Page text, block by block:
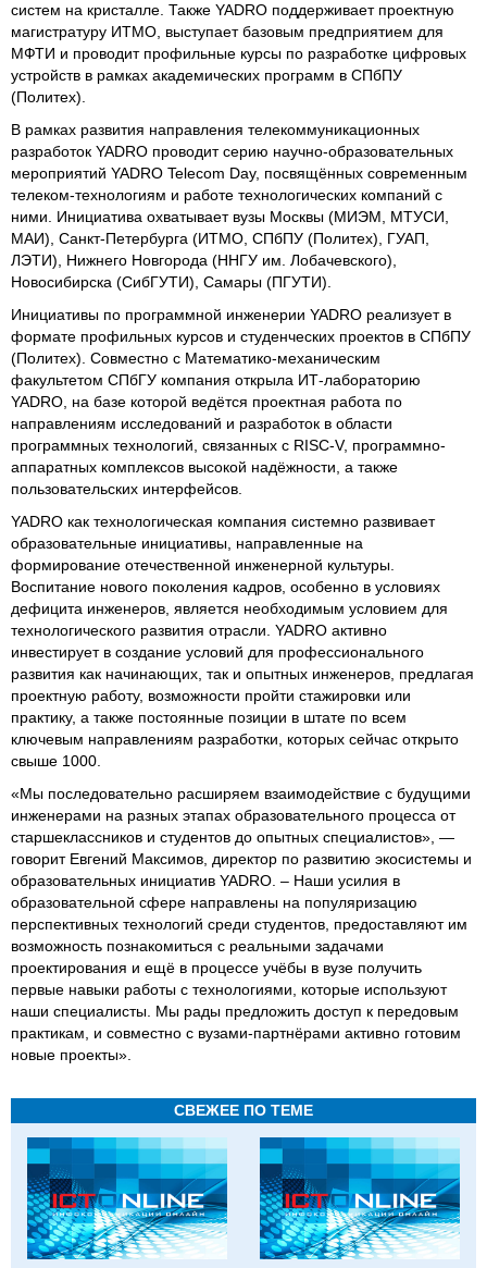
систем на кристалле. Также YADRO поддерживает проектную
магистратуру ИТМО, выступает базовым предприятием для
МФТИ и проводит профильные курсы по разработке цифровых
устройств в рамках академических программ в СПбПУ
(Политех).
В рамках развития направления телекоммуникационных
разработок YADRO проводит серию научно-образовательных
мероприятий YADRO Telecom Day, посвящённых современным
телеком-технологиям и работе технологических компаний с
ними. Инициатива охватывает вузы Москвы (МИЭМ, МТУСИ,
МАИ), Санкт-Петербурга (ИТМО, СПбПУ (Политех), ГУАП,
ЛЭТИ), Нижнего Новгорода (ННГУ им. Лобачевского),
Новосибирска (СибГУТИ), Самары (ПГУТИ).
Инициативы по программной инженерии YADRO реализует в
формате профильных курсов и студенческих проектов в СПбПУ
(Политех). Совместно с Математико-механическим
факультетом СПбГУ компания открыла ИТ-лабораторию
YADRO, на базе которой ведётся проектная работа по
направлениям исследований и разработок в области
программных технологий, связанных с RISC-V, программно-
аппаратных комплексов высокой надёжности, а также
пользовательских интерфейсов.
YADRO как технологическая компания системно развивает
образовательные инициативы, направленные на
формирование отечественной инженерной культуры.
Воспитание нового поколения кадров, особенно в условиях
дефицита инженеров, является необходимым условием для
технологического развития отрасли. YADRO активно
инвестирует в создание условий для профессионального
развития как начинающих, так и опытных инженеров, предлагая
проектную работу, возможности пройти стажировки или
практику, а также постоянные позиции в штате по всем
ключевым направлениям разработки, которых сейчас открыто
свыше 1000.
«Мы последовательно расширяем взаимодействие с будущими
инженерами на разных этапах образовательного процесса от
старшеклассников и студентов до опытных специалистов», —
говорит Евгений Максимов, директор по развитию экосистемы и
образовательных инициатив YADRO. – Наши усилия в
образовательной сфере направлены на популяризацию
перспективных технологий среди студентов, предоставляют им
возможность познакомиться с реальными задачами
проектирования и ещё в процессе учёбы в вузе получить
первые навыки работы с технологиями, которые используют
наши специалисты. Мы рады предложить доступ к передовым
практикам, и совместно с вузами-партнёрами активно готовим
новые проекты».
СВЕЖЕЕ ПО ТЕМЕ